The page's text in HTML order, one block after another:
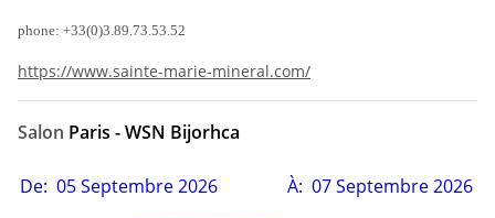
phone: +33(0)3.89.73.53.52
https://www.sainte-marie-mineral.com/
Salon Paris - WSN Bijorhca
De: 05 Septembre 2026 À: 07 Septembre2026